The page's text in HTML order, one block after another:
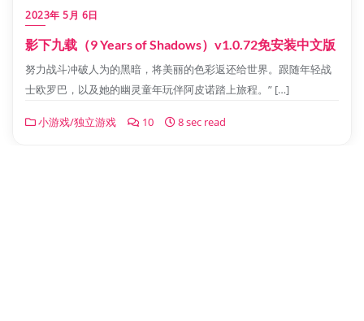
2023年 5月 6日
影下九载（9 Years of Shadows）v1.0.72免安装中文版
努力战斗冲破人为的黑暗，将美丽的色彩返还给世界。跟随年轻战
士欧罗巴，以及她的幽灵童年玩伴阿皮诺踏上旅程。” […]
小游戏/独立游戏 10 8 sec read